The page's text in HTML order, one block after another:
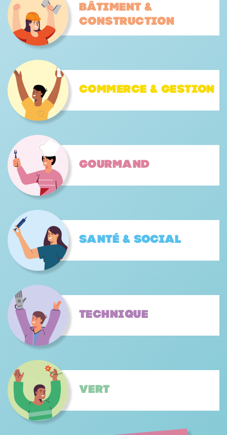
Bâtiment &
construction
Commerce & gestion
Gourmand
Santé & Social
Technique
Vert